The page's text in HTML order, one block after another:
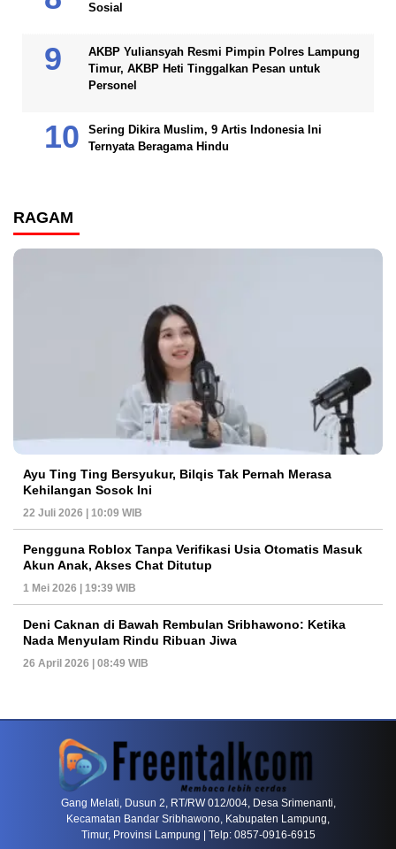
Sosial
AKBP Yuliansyah Resmi Pimpin Polres Lampung
Timur, AKBP Heti Tinggalkan Pesan untuk
Personel
Sering Dikira Muslim, 9 Artis Indonesia Ini
Ternyata Beragama Hindu
RAGAM
Ayu Ting Ting Bersyukur, Bilqis Tak Pernah Merasa
Kehilangan Sosok Ini
22 Juli 2026 | 10:09 WIB
Pengguna Roblox Tanpa Verifikasi Usia Otomatis Masuk
Akun Anak, Akses Chat Ditutup
1 Mei 2026 | 19:39 WIB
Deni Caknan di Bawah Rembulan Sribhawono: Ketika
Nada Menyulam Rindu Ribuan Jiwa
26 April 2026 | 08:49 WIB
PETIR800 LOGIN PETIR800 Bagaimana Kasino Online Menjadi Bagian
Gang Melati, Dusun 2, RT/RW 012/004, Desa Srimenanti,
Kecamatan Bandar Sribhawono, Kabupaten Lampung,
Timur, Provinsi Lampung | Telp: 0857-0916-6915